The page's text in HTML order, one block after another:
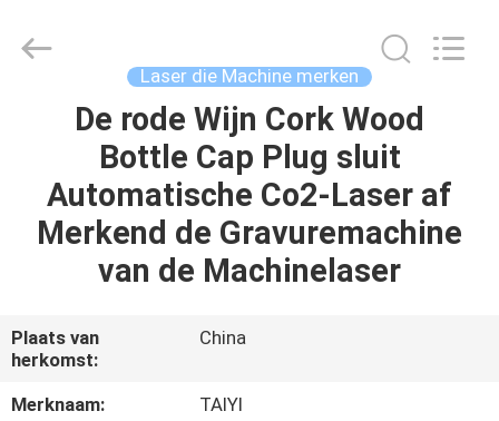
PRODUCTEN
VIDEOS
OVER
ONS
Technology
Company
Laser die Machine merken
De rode Wijn Cork Wood
Bottle Cap Plug sluit
Automatische Co2-Laser af
Merkend de Gravuremachine
van de Machinelaser
Plaats van
herkomst:
China
Merknaam:
TAIYI